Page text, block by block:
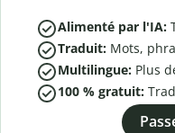
Alimenté par l'IA:
Traduit: Mots,
Multilingue: Plus
100 % gratuit: